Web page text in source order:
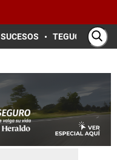
SUCESOS TEGUCIGALPA